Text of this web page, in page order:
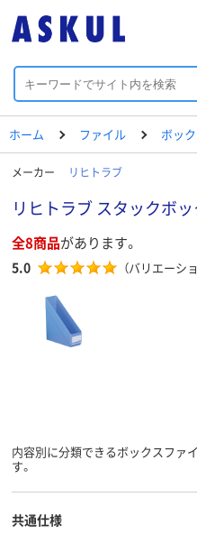
ホーム ファイル ボッ
メーカー リヒトラブ
リヒトラブ スタックボ
全8商品があります。
5.0 （バリエーシ
内容別に分類できるボックスファ
す。
共通仕様